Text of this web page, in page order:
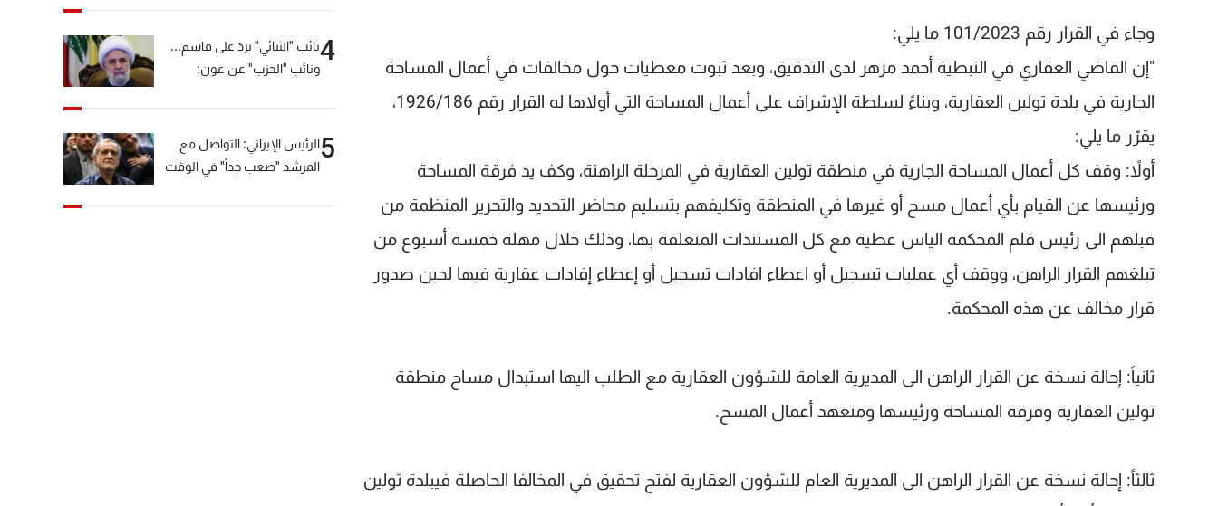
وجاء في القرار رقم 101/2023 ما يلي:
"إن القاضي العقاري في النبطية أحمد مزهر لدى التدقيق، وبعد ثبوت معطيات حول مخالفات في أعمال المساحة
الجارية في بلدة تولين العقارية، وبناءً لسلطة الإشراف على أعمال المساحة التي أولاها له القرار رقم 1926/186،
يقرّر ما يلي:
أولاً: وقف كل أعمال المساحة الجارية في منطقة تولين العقارية في المرحلة الراهنة، وكف يد فرقة المساحة
ورئيسها عن القيام بأي أعمال مسح أو غيرها في المنطقة وتكليفهم بتسليم محاضر التحديد والتحرير المنظمة من
قبلهم الى رئيس قلم المحكمة الياس عطية مع كل المستندات المتعلقة بها، وذلك خلال مهلة خمسة أسبوع من
تبلغهم القرار الراهن، ووقف أي عمليات تسجيل أو اعطاء افادات تسجيل أو إعطاء إفادات عقارية فيها لحين صدور
قرار مخالف عن هذه المحكمة.
ثانياً: إحالة نسخة عن القرار الراهن الى المديرية العامة للشؤون العقارية مع الطلب اليها استبدال مساح منطقة
تولين العقارية وفرقة المساحة ورئيسها ومتعهد أعمال المسح.
ثالثاً: إحالة نسخة عن القرار الراهن الى المديرية العام للشؤون العقارية لفتح تحقيق في المخالفا الحاصلة فيبلدة تولين
4نائب "الثنائي" يردّ على قاسم...
ونائب "الحزب" عن عون:
5الرئيس الإيراني: التواصل مع
المرشد "صعب جداً" في الوقت